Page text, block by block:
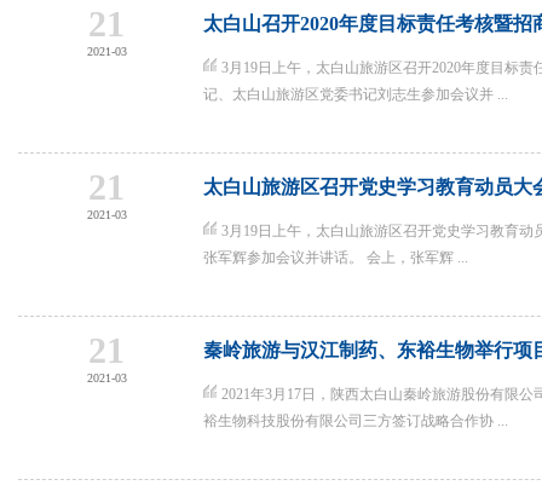
21
2021-03
太白山召开2020年度目标责任考核暨招
3月19日上午，太白山旅游区召开2020年度目标
记、太白山旅游区党委书记刘志生参加会议并 ...
21
2021-03
太白山旅游区召开党史学习教育动员大
3月19日上午，太白山旅游区召开党史学习教育
张军辉参加会议并讲话。 会上，张军辉 ...
21
2021-03
秦岭旅游与汉江制药、东裕生物举行项
2021年3月17日，陕西太白山秦岭旅游股份有限
裕生物科技股份有限公司三方签订战略合作协 ...